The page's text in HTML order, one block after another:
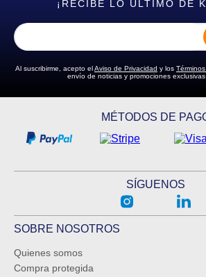
¡RECIBE LO ÚLTIMO DE
Al suscribirme, acepto elAviso de Privacidad y los
envío de noticias y promociones exclusivas
MÉTODOS DE
SÍGUENOS
SOBRE NOSOTROS
Quienes somos
Compra protegida